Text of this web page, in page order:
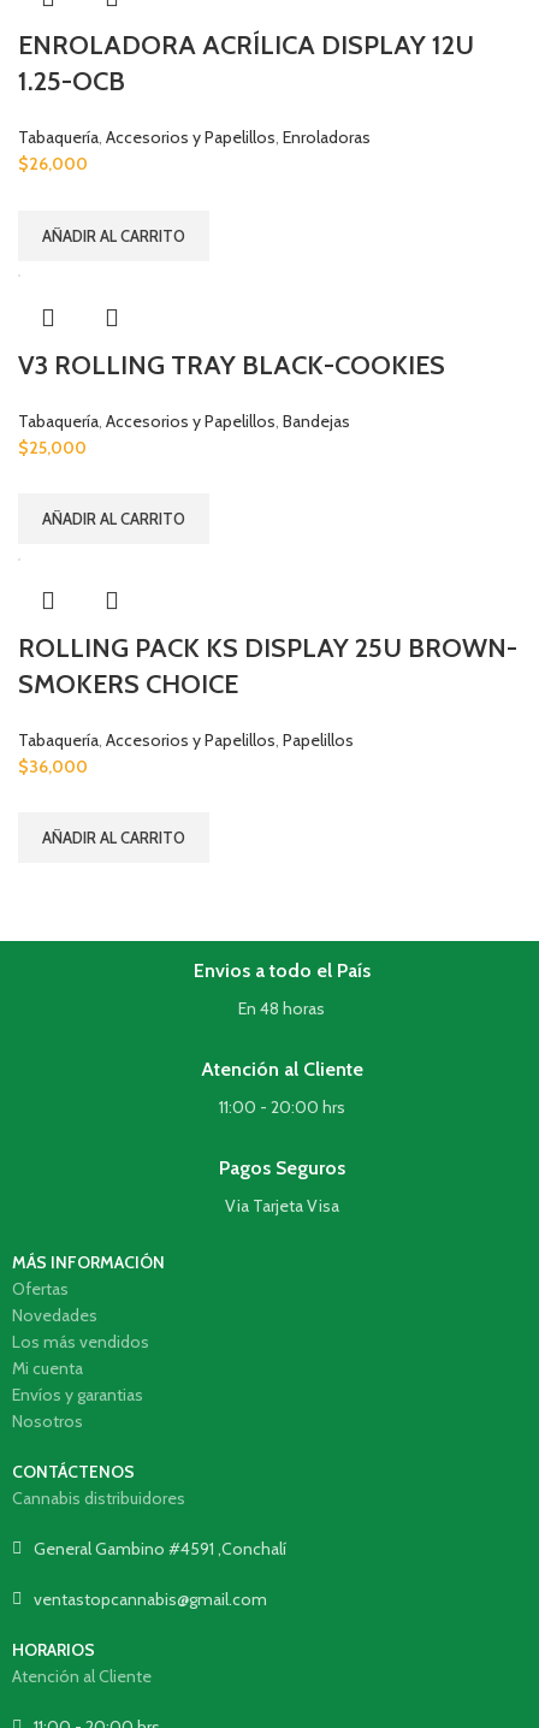
ENROLADORA ACRÍLICA DISPLAY 12U
1.25-OCB
Tabaquería, Accesorios y Papelillos, Enroladoras
$26,000
AÑADIR AL CARRITO
V3 ROLLING TRAY BLACK-COOKIES
Tabaquería Accesorios y Papelillos Bandejas
$25,000
AÑADIR AL CARRITO
ROLLING PACK KS DISPLAY 25U BROWN-
SMOKERS CHOICE
Tabaquería, Accesorios y Papelillos, Papelillos
$36,000
AÑADIR AL CARRITO
Envios a todo el País
En 48 horas
Atención al Cliente
11:00 - 20:00 hrs
Pagos Seguros
Via Tarjeta Visa
MÁS INFORMACIÓN
Ofertas
Novedades
Los más vendidos
Mi cuenta
Envíos y garantias
Nosotros
CONTÁCTENOS
Cannabis distribuidores
General Gambino #4591 ,Conchalí
ventastopcannabis@gmail.com
HORARIOS
Atención al Cliente